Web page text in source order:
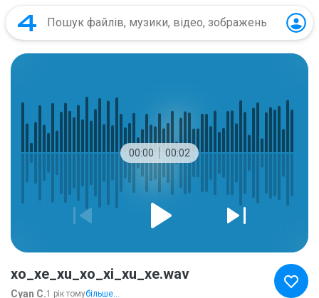
00:00 00:02
xo_xe_xu_xo_xi_xu_xe.wav
Cyan C.1 рік томубільше...